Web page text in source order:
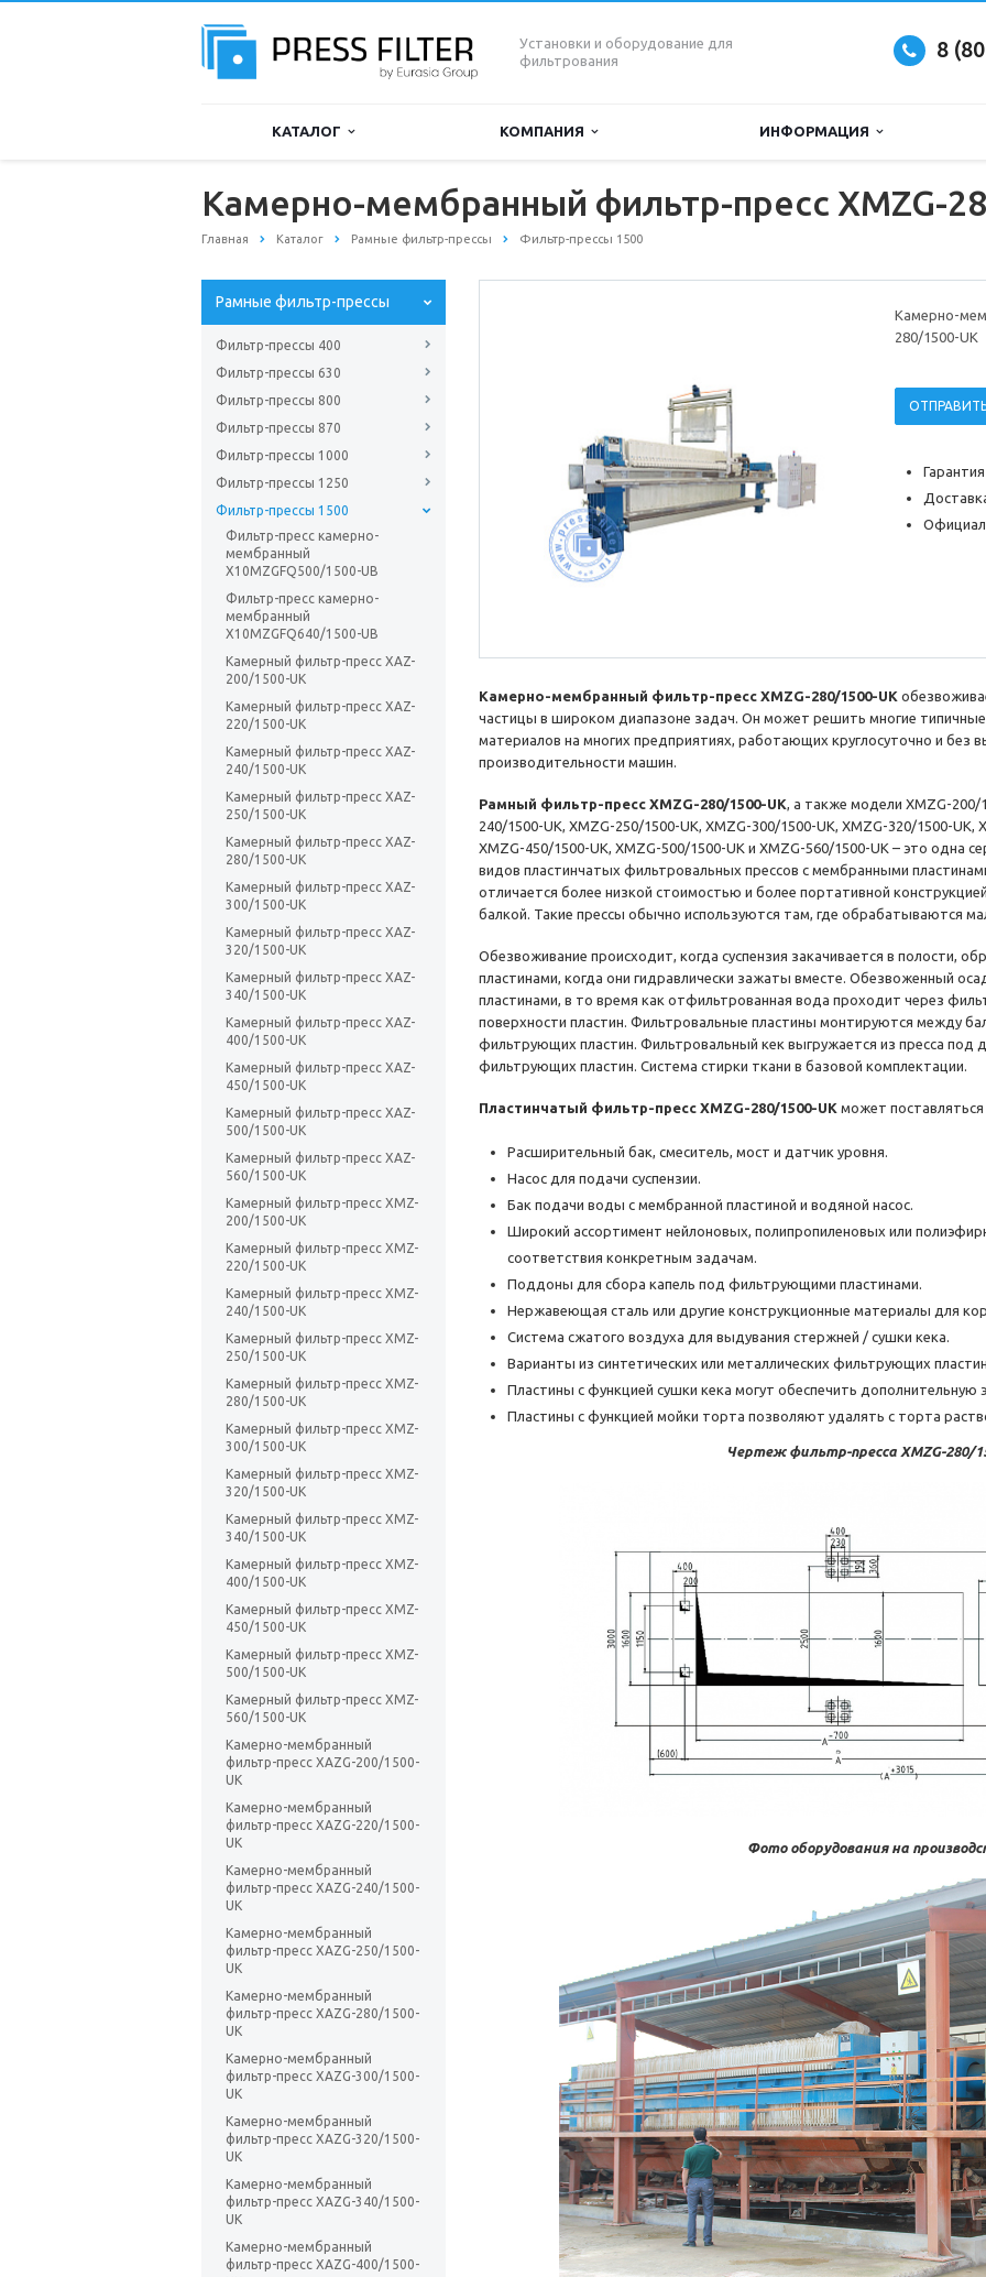
Установки и оборудование для
фильтрования
8
КАТАЛОГ КОМПАНИЯ ИНФОРМАЦИЯ
Камерно-мембранный фильтр-пресс XMZG-
Главная Каталог Рамные фильтр-прессы Фильтр-прессы 1500
Рамные фильтр-прессы
Фильтр-прессы 400
Фильтр-прессы 630
Фильтр-прессы 800
Фильтр-прессы 870
Фильтр-прессы 1000
Фильтр-прессы 1250
Фильтр-прессы 1500
Фильтр-пресс камерно-
мембранный
X10MZGFQ500/1500-UB
Фильтр-пресс камерно-
мембранный
X10MZGFQ640/1500-UB
Камерный фильтр-пресс XAZ-
200/1500-UK
Камерный фильтр-пресс XAZ-
220/1500-UK
Камерный фильтр-пресс XAZ-
240/1500-UK
Камерный фильтр-пресс XAZ-
250/1500-UK
Камерный фильтр-пресс XAZ-
280/1500-UK
Камерный фильтр-пресс XAZ-
300/1500-UK
Камерный фильтр-пресс XAZ-
320/1500-UK
Камерный фильтр-пресс XAZ-
340/1500-UK
Камерный фильтр-пресс XAZ-
400/1500-UK
Камерный фильтр-пресс XAZ-
450/1500-UK
Камерный фильтр-пресс XAZ-
500/1500-UK
Камерный фильтр-пресс XAZ-
560/1500-UK
Камерный фильтр-пресс XMZ-
200/1500-UK
Камерный фильтр-пресс XMZ-
220/1500-UK
Камерный фильтр-пресс XMZ-
240/1500-UK
Камерный фильтр-пресс XMZ-
250/1500-UK
Камерный фильтр-пресс XMZ-
280/1500-UK
Камерный фильтр-пресс XMZ-
300/1500-UK
Камерный фильтр-пресс XMZ-
320/1500-UK
Камерный фильтр-пресс XMZ-
340/1500-UK
Камерный фильтр-пресс XMZ-
400/1500-UK
Камерный фильтр-пресс XMZ-
450/1500-UK
Камерный фильтр-пресс XMZ-
500/1500-UK
Камерный фильтр-пресс XMZ-
560/1500-UK
Камерно-мембранный
фильтр-пресс XAZG-200/1500-
UK
Камерно-мембранный
фильтр-пресс XAZG-220/1500-
UK
Камерно-мембранный
фильтр-пресс XAZG-240/1500-
UK
Камерно-мембранный
фильтр-пресс XAZG-250/1500-
UK
Камерно-мембранный
фильтр-пресс XAZG-280/1500-
UK
Камерно-мембранный
фильтр-пресс XAZG-300/1500-
UK
Камерно-мембранный
фильтр-пресс XAZG-320/1500-
UK
Камерно-мембранный
фильтр-пресс XAZG-340/1500-
UK
Камерно-мембранный
фильтр-пресс XAZG-400/1500-
Камерно-
280/1500-UK
Камерно-мембранный фильтр-пресс XMZG-280/1500-UK
частицы в широком диапазоне задач. Он может решить многие
материалов на многих предприятиях, работающих круглосуточно и без
производительности машин.
Рамный фильтр-пресс XMZG-280/1500-UK, а также модели XMZG-200/
240/1500-UK, XMZG-250/1500-UK, XMZG-300/1500-UK, XMZG-320/1500-UK,
XMZG-450/1500-UK, XMZG-500/1500-UK и XMZG-560/1500-UK – это одна
видов пластинчатых фильтровальных прессов с мембранными
отличается более низкой стоимостью и более портативной
балкой. Такие прессы обычно используются там, где обрабатываются
Обезвоживание происходит, когда суспензия закачивается в полости,
пластинами, когда они гидравлически зажаты вместе. Обезвоженный
пластинами, в то время как отфильтрованная вода проходит через
поверхности пластин. Фильтровальные пластины монтируются между
фильтрующих пластин. Фильтровальный кек выгружается из пресса под
фильтрующих пластин. Система стирки ткани в базовой комплектации.
Пластинчатый фильтр-пресс XMZG-280/1500-UK может
Расширительный бак, смеситель, мост и датчик уровня.
Насос для подачи суспензии.
Бак подачи воды с мембранной пластиной и водяной насос.
Широкий ассортимент нейлоновых, полипропиленовых или
соответствия конкретным задачам.
Поддоны для сбора капель под фильтрующими пластинами.
Нержавеющая сталь или другие конструкционные материалы для
Система сжатого воздуха для выдувания стержней / сушки кека.
Варианты из синтетических или металлических фильтрующих
Пластины с функцией сушки кека могут обеспечить
Пластины с функцией мойки торта позволяют удалять с торта
Чертеж фильтр-пресса XMZG-280/
Фото оборудования на